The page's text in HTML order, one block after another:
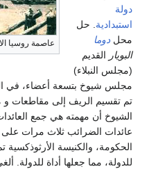
عاصمة روسيا
دولة
استبدادية . حل
محل دوما
البويار
القديم
(مجلس النبلاء)
مجلس شيوخ بتسعة أعضاء، في
تم تقسيم الريف إلى مقاطعات
الشيوخ أن مهمته هي جمع
عائدات الضرائب ثلاث مرات
الحكومة، والكنيسة الأرثوذكسية
للدولة، مما جعلها أداة للدولة.